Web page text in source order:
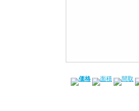
価格 面積 間取